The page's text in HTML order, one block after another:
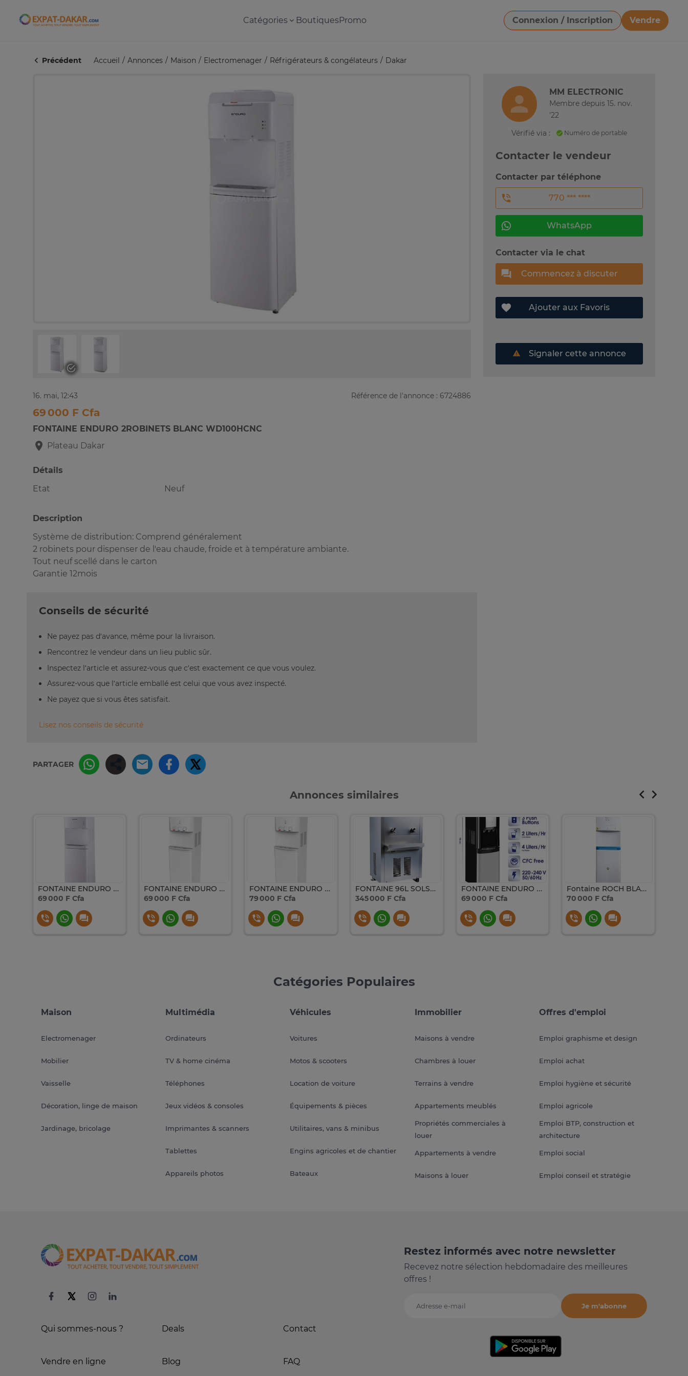
Expat-Dakar Catégories BoutiquesPromo Connexion / Inscription
Vendre
Télécharger une image
Précédent Accueil Annonces Maison Electromenager Réfrigérateurs & congélateurs Dakar
16. mai, 12:43 Référence de l'annonce : 6724886
69 000 F Cfa
FONTAINE ENDURO 2ROBINETS BLANC WD100HCNC
Plateau Dakar
Détails
Etat
Neuf
Description
Système de distribution: Comprend généralement
2 robinets pour dispenser de l'eau chaude, froide et à température ambiante.
Tout neuf scellé dans le carton
Garantie 12mois
Conseils de sécurité
Ne payez pas d’avance, même pour la livraison.
Rencontrez le vendeur dans un lieu public sûr.
Inspectez l’article et assurez-vous que c’est exactement ce que vous voulez.
Assurez-vous que l’article emballé est celui que vous avez inspecté.
Ne payez que si vous êtes satisfait.
Lisez nos conseils de sécurité
PARTAGER
MM ELECTRONIC
Membre depuis 15. nov.
'22
Vérifié via :
Numéro de portable
Contacter le vendeur
Contacter par téléphone
770 *** ****
WhatsApp
Contacter via le chat
Commencez à discuter
Ajouter aux Favoris
Signaler cette annonce
Annonces similaires
FONTAINE ENDURO ROBINETS BLANC WD100HCNC
69 000 F Cfa
FONTAINE ENDURO 3ROBINETS AVEC FRIGO BLANC WD100HCAB
69 000 F Cfa
FONTAINE ENDURO ROBINETS AVEC FRIGO BLANC WD100HCAB
79 000 F Cfa
FONTAINE 96L SOLSTAR INDUSTRIELLE 2ROBINETS WC28T2INBSS
345 000 F Cfa
FONTAINE ENDURO 3ROBINETS AVEC FRIGO INOX WD120FRHCA
69 000 F Cfa
Fontaine ROCH BLANC 13FS
70 000 F Cfa
Catégories Populaires
Maison
Electromenager
Mobilier
Vaisselle
Décoration, linge de maison
Jardinage, bricolage
Multimédia
Ordinateurs
TV & home cinéma
Téléphones
Jeux vidéos & consoles
Imprimantes & scanners
Tablettes
Appareils photos
Véhicules
Voitures
Motos & scooters
Location de voiture
Équipements & pièces
Utilitaires, vans & minibus
Engins agricoles et de chantier
Bateaux
Immobilier
Maisons à vendre
Chambres à louer
Terrains à vendre
Appartements meublés
Propriétés commerciales à
louer
Appartements à vendre
Maisons à louer
Offres d'emploi
Emploi graphisme et design
Emploi achat
Emploi hygiène et sécurité
Emploi agricole
Emploi BTP, construction et
architecture
Emploi social
Emploi conseil et stratégie
Qui sommes-nous ?
Vendre en ligne
Deals
Blog
Contact
FAQ
Restez informés avec notre newsletter
Recevez notre sélection hebdomadaire des meilleures
offres !
Adresse e-mail
Je m'abonne